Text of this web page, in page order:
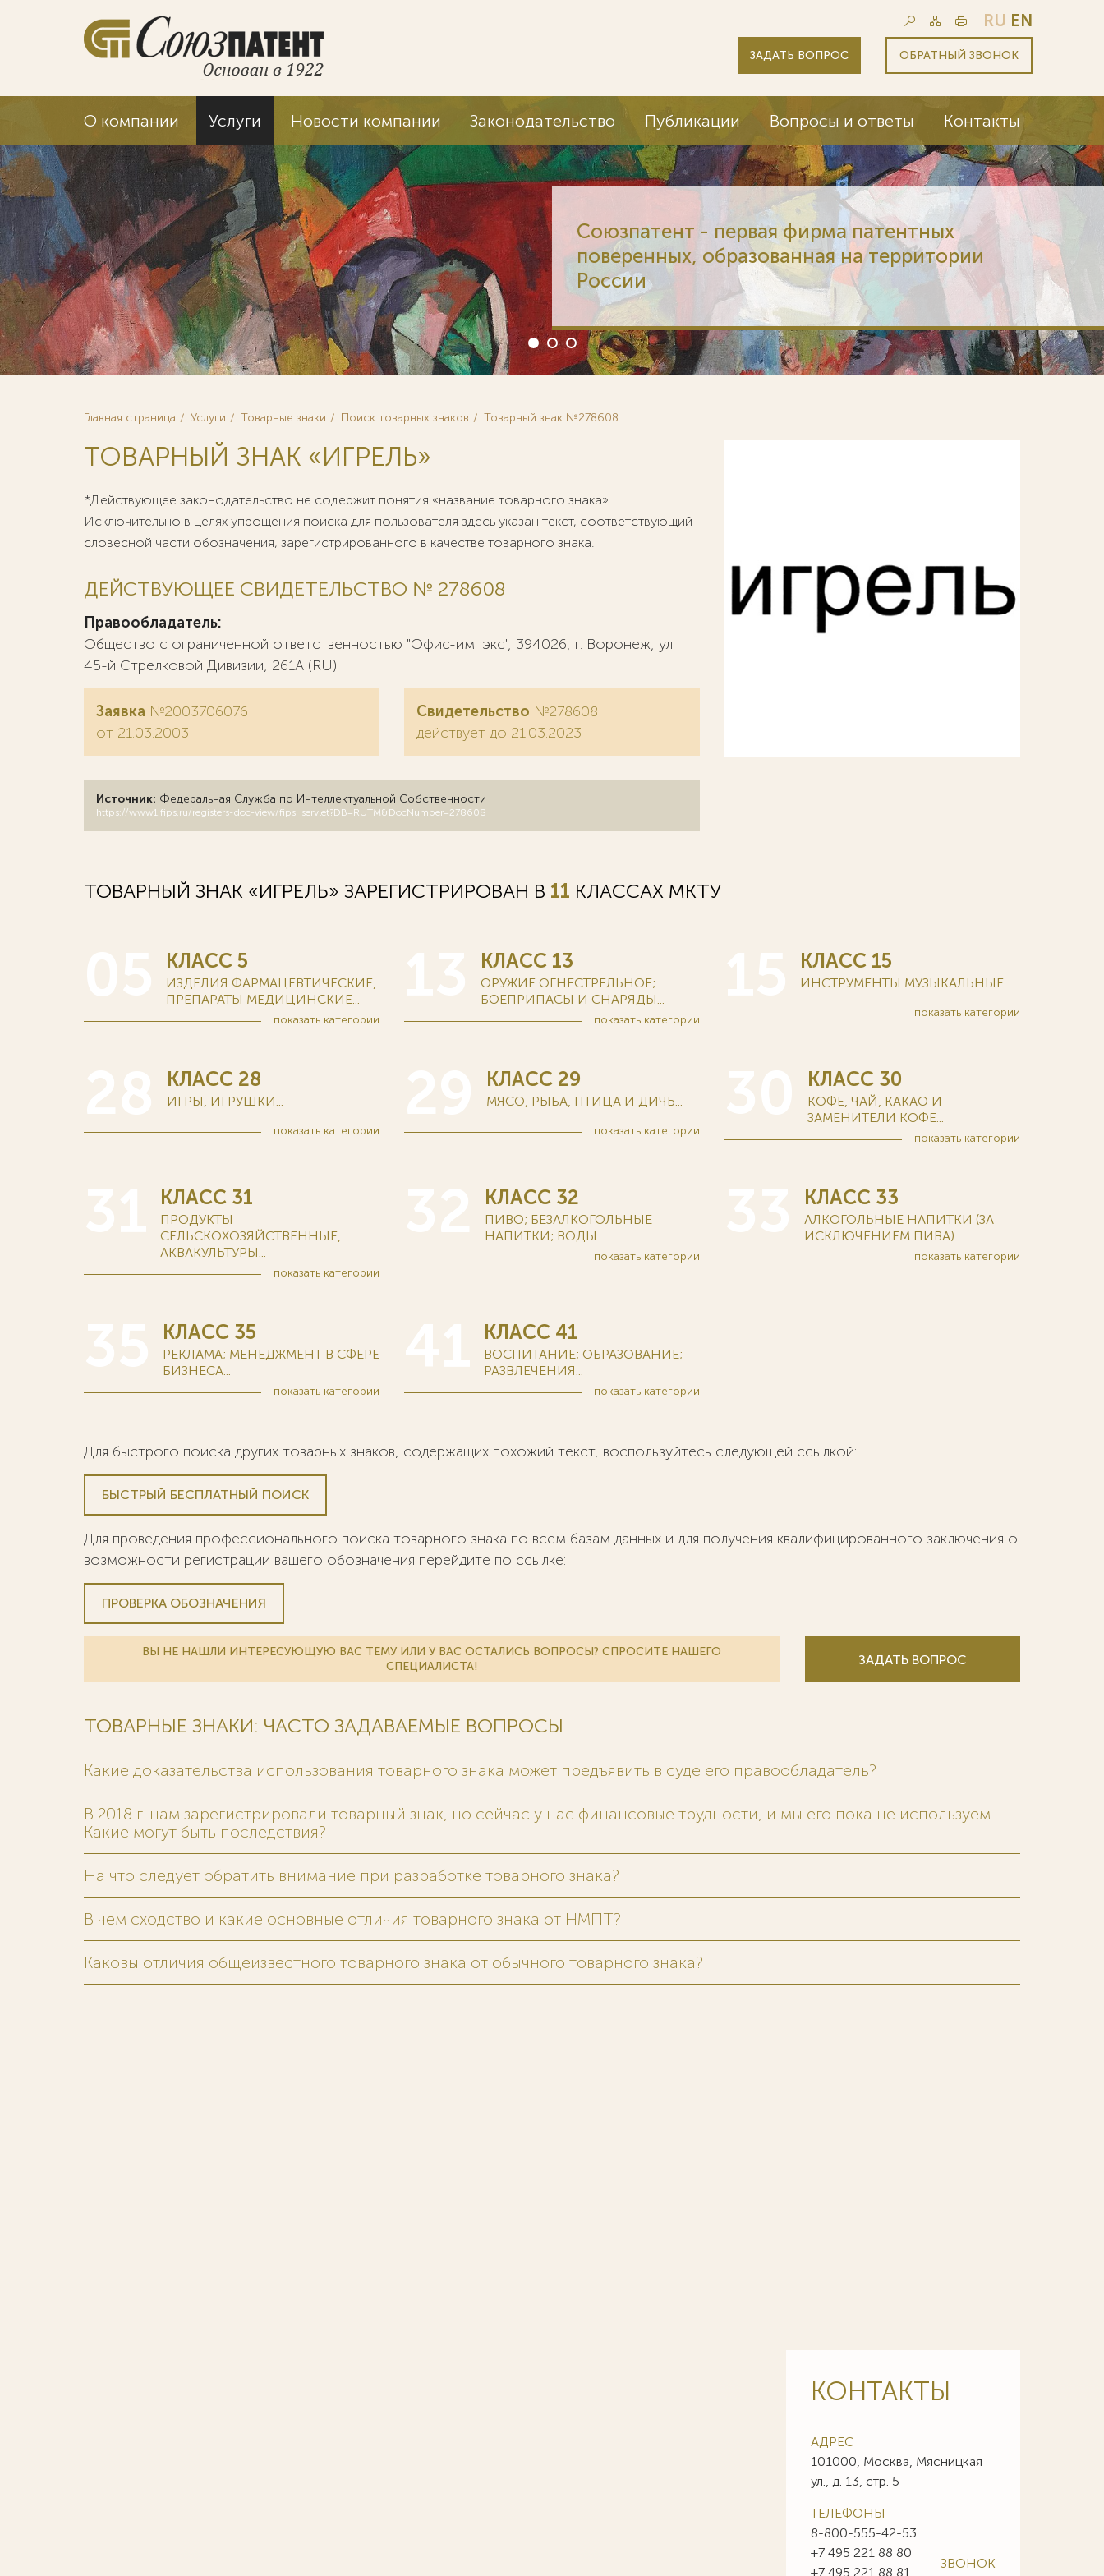
RU EN
ЗАДАТЬ ВОПРОС ОБРАТНЫЙ ЗВОНОК
О компании Услуги Новости компании Законодательство Публикации Вопросы и ответы Контакты
Союзпатент - первая фирма патентных
поверенных, образованная на территории
России
Главная страница Услуги Товарные знаки Поиск товарных знаков Товарный знак №278608
ТОВАРНЫЙ ЗНАК «ИГРЕЛЬ»
*Действующее законодательство не содержит понятия «название товарного знака».
Исключительно в целях упрощения поиска для пользователя здесь указан текст, соответствующий
словесной части обозначения, зарегистрированного в качестве товарного знака.
ДЕЙСТВУЮЩЕЕ СВИДЕТЕЛЬСТВО № 278608
Правообладатель:
Общество с ограниченной ответственностью "Офис-импэкс", 394026, г. Воронеж, ул.
45-й Стрелковой Дивизии, 261А (RU)
Заявка №2003706076
от 21.03.2003
Свидетельство №278608
действует до 21.03.2023
Источник: Федеральная Служба по Интеллектуальной Собственности
https://www1.fips.ru/registers-doc-view/fips_servlet?DB=RUTM&DocNumber=278608
ТОВАРНЫЙ ЗНАК «ИГРЕЛЬ» ЗАРЕГИСТРИРОВАН В 11 КЛАССАХ MKTУ
КЛАСС 5
ИЗДЕЛИЯ ФАРМАЦЕВТИЧЕСКИЕ,
ПРЕПАРАТЫ МЕДИЦИНСКИЕ...
показать категории
КЛАСС 13
ОРУЖИЕ ОГНЕСТРЕЛЬНОЕ;
БОЕПРИПАСЫ И СНАРЯДЫ...
показать категории
КЛАСС 15
ИНСТРУМЕНТЫ МУЗЫКАЛЬНЫЕ...
показать категории
КЛАСС 28
ИГРЫ, ИГРУШКИ...
показать категории
КЛАСС 29
МЯСО, РЫБА, ПТИЦА И ДИЧЬ...
показать категории
КЛАСС 30
КОФЕ, ЧАЙ, КАКАО И
ЗАМЕНИТЕЛИ КОФЕ...
показать категории
КЛАСС 31
ПРОДУКТЫ
СЕЛЬСКОХОЗЯЙСТВЕННЫЕ,
АКВАКУЛЬТУРЫ...
показать категории
КЛАСС 32
ПИВО; БЕЗАЛКОГОЛЬНЫЕ
НАПИТКИ; ВОДЫ...
показать категории
КЛАСС 33
АЛКОГОЛЬНЫЕ НАПИТКИ (ЗА
ИСКЛЮЧЕНИЕМ ПИВА)...
показать категории
КЛАСС 35
РЕКЛАМА; МЕНЕДЖМЕНТ В СФЕРЕ
БИЗНЕСА...
показать категории
КЛАСС 41
ВОСПИТАНИЕ; ОБРАЗОВАНИЕ;
РАЗВЛЕЧЕНИЯ...
показать категории
Для быстрого поиска других товарных знаков, содержащих похожий текст, воспользуйтесь следующей ссылкой:
БЫСТРЫЙ БЕСПЛАТНЫЙ ПОИСК
Для проведения профессионального поиска товарного знака по всем базам данных и для получения квалифицированного заключения о
возможности регистрации вашего обозначения перейдите по ссылке:
ПРОВЕРКА ОБОЗНАЧЕНИЯ
ВЫ НЕ НАШЛИ ИНТЕРЕСУЮЩУЮ ВАС ТЕМУ ИЛИ У ВАС ОСТАЛИСЬ ВОПРОСЫ? СПРОСИТЕ НАШЕГО
СПЕЦИАЛИСТА!
ЗАДАТЬ ВОПРОС
ТОВАРНЫЕ ЗНАКИ: ЧАСТО ЗАДАВАЕМЫЕ ВОПРОСЫ
Какие доказательства использования товарного знака может предъявить в суде его правообладатель?
В 2018 г. нам зарегистрировали товарный знак, но сейчас у нас финансовые трудности, и мы его пока не используем.
Какие могут быть последствия?
На что следует обратить внимание при разработке товарного знака?
В чем сходство и какие основные отличия товарного знака от НМПТ?
Каковы отличия общеизвестного товарного знака от обычного товарного знака?
КОНТАКТЫ
АДРЕС
101000, Москва, Мясницкая
ул., д. 13, стр. 5
ТЕЛЕФОНЫ
8-800-555-42-53
+7 495 221 88 80
+7 495 221 88 81
ЗВОНОК